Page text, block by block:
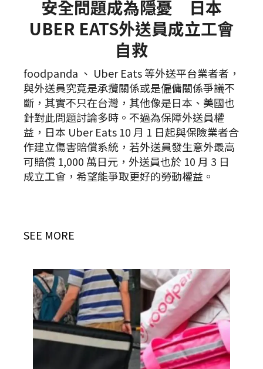
安全問題成為隱憂 日本
UBER EATS外送員成立工會
自救
foodpanda 、 Uber Eats 等外送平台業者者，
與外送員究竟是承攬關係或是僱傭關係爭議不
斷，其實不只在台灣，其他像是日本、美國也
針對此問題討論多時。不過為保障外送員權
益，日本 Uber Eats 10 月 1 日起與保險業者合
作建立傷害賠償系統，若外送員發生意外最高
可賠償 1,000 萬日元，外送員也於 10 月 3 日
成立工會，希望能爭取更好的勞動權益。
SEE MORE